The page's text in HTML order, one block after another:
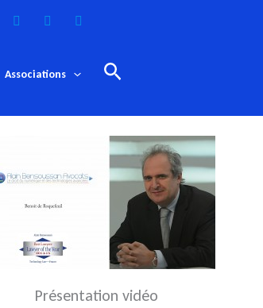
Associations Rechercher
Présentation vidéo